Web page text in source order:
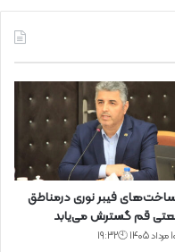
فیبر نوری درمناطق
قم گسترش می‌یابد